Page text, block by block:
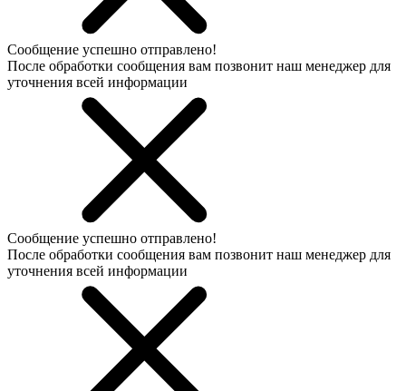
Сообщение успешно отправлено!
После обработки сообщения вам позвонит наш менеджер для
уточнения всей информации
Сообщение успешно отправлено!
После обработки сообщения вам позвонит наш менеджер для
уточнения всей информации